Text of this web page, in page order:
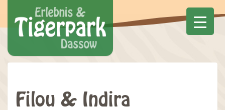
Filou & Indira